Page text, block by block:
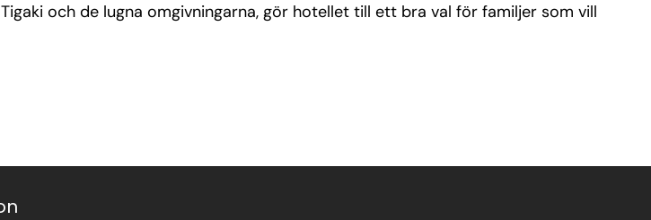
och de lugna omgivningarna, gör hotellet till ett bra val för familjer som vill